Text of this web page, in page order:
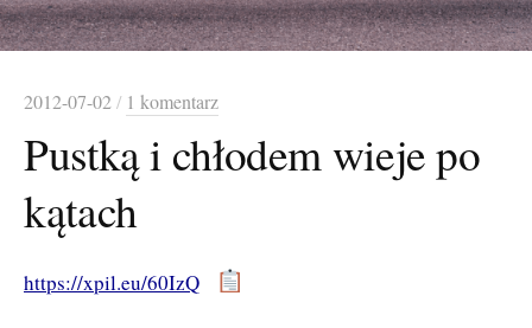
2012-07-02/ 1 komentarz
Pustką i chłodem wieje po
kątach
https://xpil.eu/60IzQ